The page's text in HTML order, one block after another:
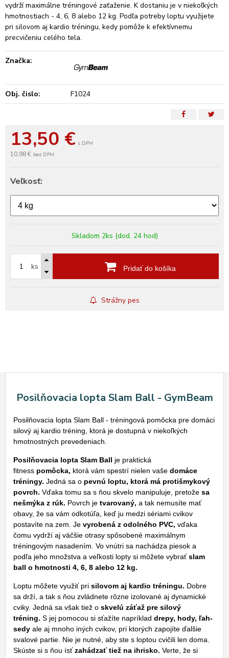
13,50 € s DPH
10,98 € bez DPH
Veľkosť:
Skladom 2ks (dod. 24 hod)
ks Pridať do košíka
Strážny pes
vydrží maximálne tréningové zaťaženie. K dostaniu je v niekoľkých
hmotnostiach - 4, 6, 8 alebo 12 kg. Podľa potreby loptu využijete
pri silovom aj kardio tréningu, kedy pomôže k efektívnemu
precvičeniu celého tela.
Značka:
Obj. čislo: F1024
Posilňovacia lopta Slam Ball - GymBeam
Posilňovacia lopta Slam Ball - tréningová pomôcka pre domáci
silový aj kardio tréning, ktorá je dostupná v niekoľkých
hmotnostných prevedeniach.
Posilňovacia lopta Slam Ball je praktická
fitness pomôcka, ktorá vám spestrí nielen vaše domáce
tréningy. Jedná sa o pevnú loptu, ktorá má protišmykový
povrch. Vďaka tomu sa s ňou skvelo manipuluje, pretože sa
nešmýka z rúk. Povrch je tvarovaný, a tak nemusíte mať
obavy, že sa vám odkotúľa, keď ju medzi sériami cvikov
postavíte na zem. Je vyrobená z odolného PVC, vďaka
čomu vydrží aj väčšie otrasy spôsobené maximálnym
tréningovým nasadením. Vo vnútri sa nachádza piesok a
podľa jeho množstva a veľkosti lopty si môžete vybraťslam
ball o hmotnosti 4, 6, 8 alebo 12 kg.
Loptu môžete využiť pri silovom aj kardio tréningu. Dobre
sa drží, a tak s ňou zvládnete rôzne izolované aj dynamické
cviky. Jedná sa však tiež o skvelú záťaž pre silový
tréning. S jej pomocou si sťažíte napríklad drepy, hody, ľah-
sedy ale aj mnoho iných cvikov, pri ktorých zapojíte ďalšie
svalové partie. Nie je nutné, aby ste s loptou cvičili len doma.
Skúste si s ňou ísťzahádzať tiež na ihrisko. Verte, že si